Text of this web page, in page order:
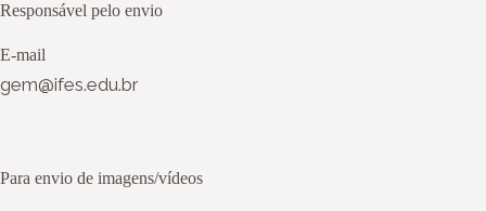
Responsável pelo envio
E-mail
gem@ifes.edu.br
Para envio de imagens/vídeos